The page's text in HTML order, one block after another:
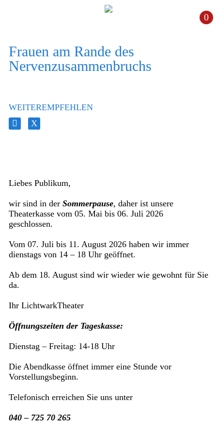
0
Frauen am Rande des
Nervenzusammenbruchs
WEITEREMPFEHLEN
Liebes Publikum,
wir sind in derSommerpause, daher ist unsere
Theaterkasse vom 05. Mai bis 06. Juli 2026
geschlossen.
Vom 07. Juli bis 11. August 2026 haben wir immer
dienstags von 14 – 18 Uhr geöffnet.
Ab dem 18. August sind wir wieder wie gewohnt für Sie
da.
Ihr LichtwarkTheater
Öffnungszeiten der Tageskasse:
Dienstag – Freitag: 14-18 Uhr
Die Abendkasse öffnet immer eine Stunde vor
Vorstellungsbeginn.
Telefonisch erreichen Sie uns unter
040 – 725 70 265